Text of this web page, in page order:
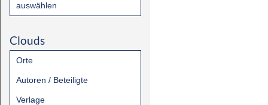
auswählen
Clouds
Orte
Autoren / Beteiligte
Verlage